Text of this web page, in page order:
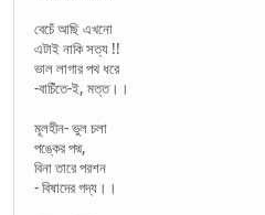
বেচেঁ আছি এখনো
এটাই নাকি সত্য !!
ভাল লাগার পথ ধরে
-বাচিঁতে-ই, মত্ত।।
মূলহীন- ভুল চলা
পঙ্কের পদ্ম,
বিনা তারে পরশন
- বিষাদের গদ্য।।